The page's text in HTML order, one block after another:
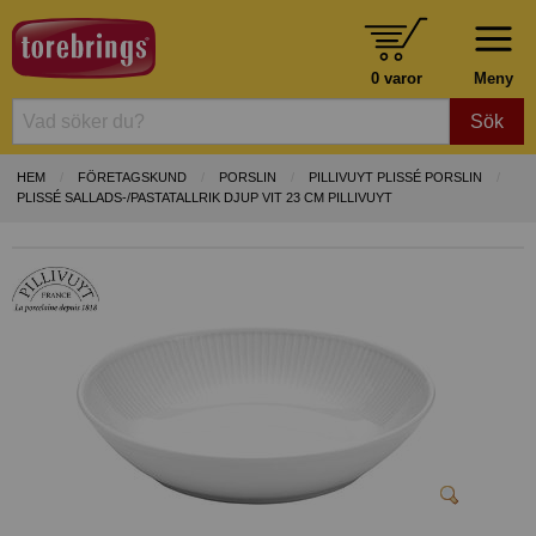
Meny
0 varor
Sök
HEM FÖRETAGSKUND PORSLIN
PILLIVUYT PLISSÉ PORSLIN
PLISSÉ SALLADS-/PASTATALLRIK DJUP VIT 23 CM PILLIVUYT